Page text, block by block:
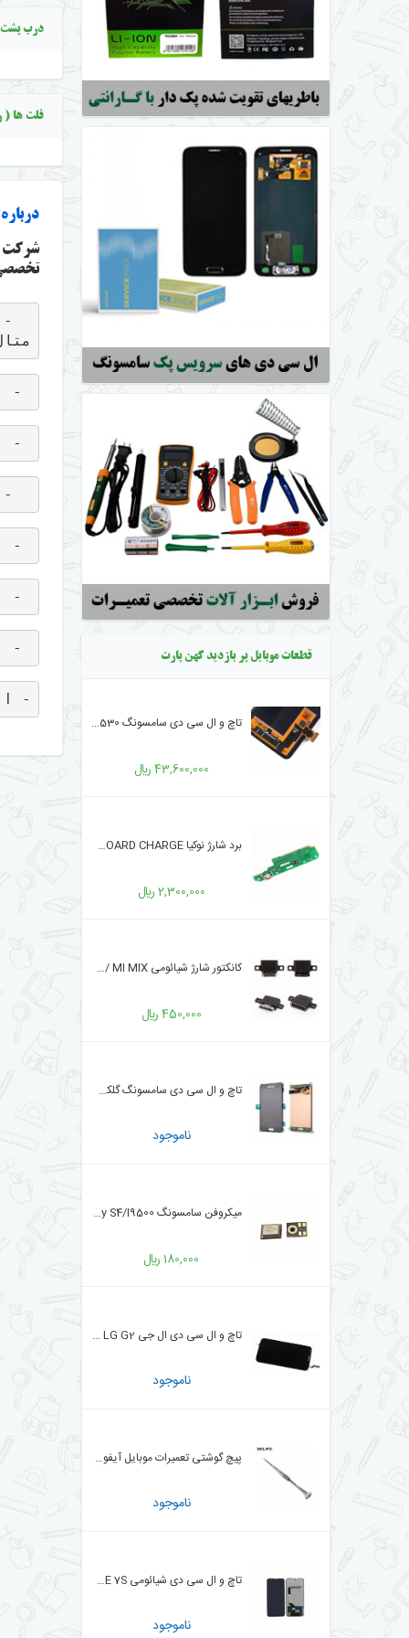
قطعات موبایل پر بازدید کهن پارت
تاچ و ال سی دی سامسونگ Galaxy A8 2018/ A530
43,600,000 ﷼
برد شارژ نوکیا NOKIA 2.1 BOARD CHARGE
2,300,000 ﷼
کانکتور شارژ شیائومی XIAOMI Mi 5S / MI 5 / MI6/ MI MIX
450,000 ﷼
تاچ و ال سی دی سامسونگ گلکسی A510/ GALAXY A5 2016
ناموجود
میکروفن سامسونگ Samsung Galaxy S4/I9500
180,000 ﷼
تاچ و ال سی دی ال جی D802 / LG G2
ناموجود
پیچ گوشتی تعمیرات موبایل آیفون ریلایف RELIFE RL-721
ناموجود
تاچ و ال سی دی شیائومی XIAOMI NOTE 7S
ناموجود
درب پشت
فلت ها (
-
-
-
-
-
-
-